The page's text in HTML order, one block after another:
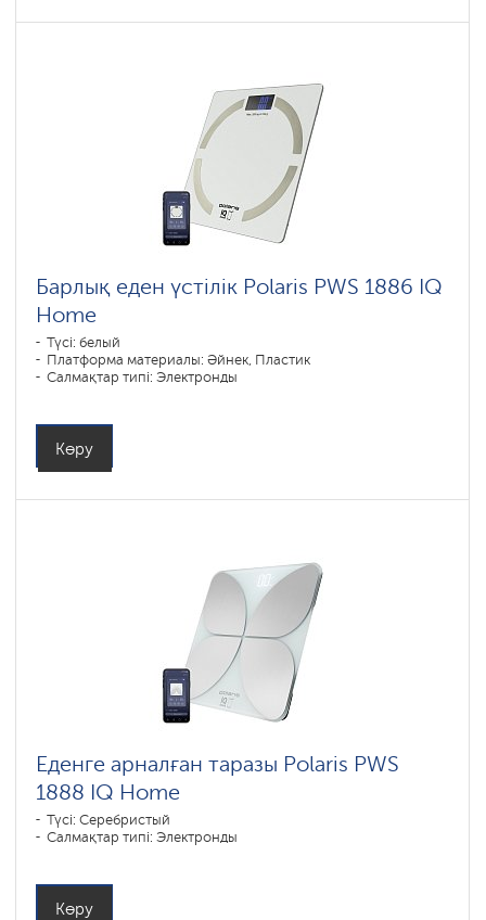
Барлық еден үстілік Polaris PWS 1886 IQ
Home
Түсі: белый
Платформа материалы: Әйнек, Пластик
Салмақтар типі: Электронды
Көру
Еденге арналған таразы Polaris PWS
1888 IQ Home
Түсі: Серебристый
Салмақтар типі: Электронды
Көру